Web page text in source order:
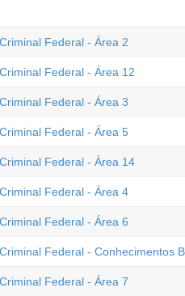
Federal - Área 2
Federal - Área 12
Federal - Área 3
Federal - Área 5
Federal - Área 14
Federal - Área 4
Federal - Área 6
Federal - Conhecimentos
Federal - Área 7